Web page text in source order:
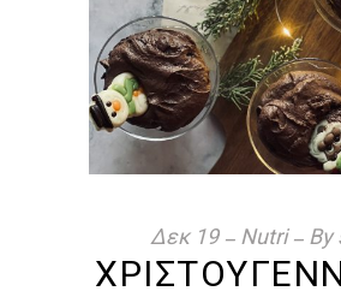
Δεκ 19 Nutri By